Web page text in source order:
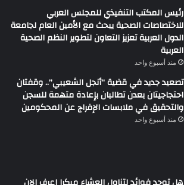
رئيس المكتب التنفيذي للمجلس العربي
للاختصاصات الصحية يبحث مع الأمين العام لجامعة
الدول العربية تعزيز التعاون لتطوير النظم الصحية
العربية
منذ أسبوع واحد
تصعيد جديد في قضية “أنجل الشعيبي”.. وقفتان
احتجاجيتان بعدن تطالبان بإعادة متهمة للسجن
والتحقيق في ملابسات الإفراج عن المحكومين
منذ أسبوع واحد